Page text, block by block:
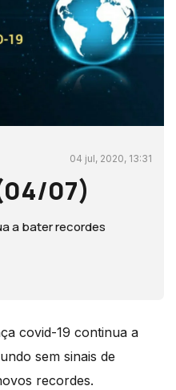
04 jul, 2020, 13:31
07)
a bater recordes
covid-19 continua a
sem sinais de
recordes.